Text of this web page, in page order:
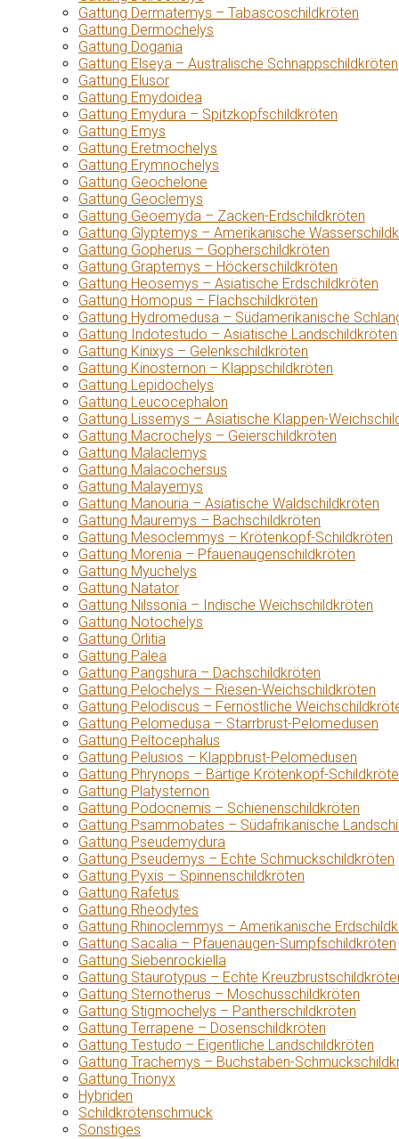
Gattung Dermatemys – Tabascoschildkröten
Gattung Dermochelys
Gattung Dogania
Gattung Elseya – Australische Schnappschildkröten
Gattung Elusor
Gattung Emydoidea
Gattung Emydura – Spitzkopfschildkröten
Gattung Emys
Gattung Eretmochelys
Gattung Erymnochelys
Gattung Geochelone
Gattung Geoclemys
Gattung Geoemyda – Zacken-Erdschildkröten
Gattung Glyptemys – Amerikanische
Gattung Gopherus – Gopherschildkröten
Gattung Graptemys – Höckerschildkröten
Gattung Heosemys – Asiatische Erdschildkröten
Gattung Homopus – Flachschildkröten
Gattung Hydromedusa – Südamerikanische
Gattung Indotestudo – Asiatische Landschildkröten
Gattung Kinixys – Gelenkschildkröten
Gattung Kinosternon – Klappschildkröten
Gattung Lepidochelys
Gattung Leucocephalon
Gattung Lissemys – Asiatische Klappen-
Gattung Macrochelys – Geierschildkröten
Gattung Malaclemys
Gattung Malacochersus
Gattung Malayemys
Gattung Manouria – Asiatische Waldschildkröten
Gattung Mauremys – Bachschildkröten
Gattung Mesoclemmys – Krötenkopf-Schildkröten
Gattung Morenia – Pfauenaugenschildkröten
Gattung Myuchelys
Gattung Natator
Gattung Nilssonia – Indische Weichschildkröten
Gattung Notochelys
Gattung Orlitia
Gattung Palea
Gattung Pangshura – Dachschildkröten
Gattung Pelochelys – Riesen-Weichschildkröten
Gattung Pelodiscus – Fernöstliche
Gattung Pelomedusa – Starrbrust-Pelomedusen
Gattung Peltocephalus
Gattung Pelusios – Klappbrust-Pelomedusen
Gattung Phrynops – Bärtige Krötenkopf-
Gattung Platysternon
Gattung Podocnemis – Schienenschildkröten
Gattung Psammobates – Südafrikanische
Gattung Pseudemydura
Gattung Pseudemys – Echte Schmuckschildkröten
Gattung Pyxis – Spinnenschildkröten
Gattung Rafetus
Gattung Rheodytes
Gattung Rhinoclemmys – Amerikanische
Gattung Sacalia – Pfauenaugen-Sumpfschildkröten
Gattung Siebenrockiella
Gattung Staurotypus – Echte
Gattung Sternotherus – Moschusschildkröten
Gattung Stigmochelys – Pantherschildkröten
Gattung Terrapene – Dosenschildkröten
Gattung Testudo – Eigentliche Landschildkröten
Gattung Trachemys – Buchstaben-
Gattung Trionyx
Hybriden
Schildkrötenschmuck
Sonstiges